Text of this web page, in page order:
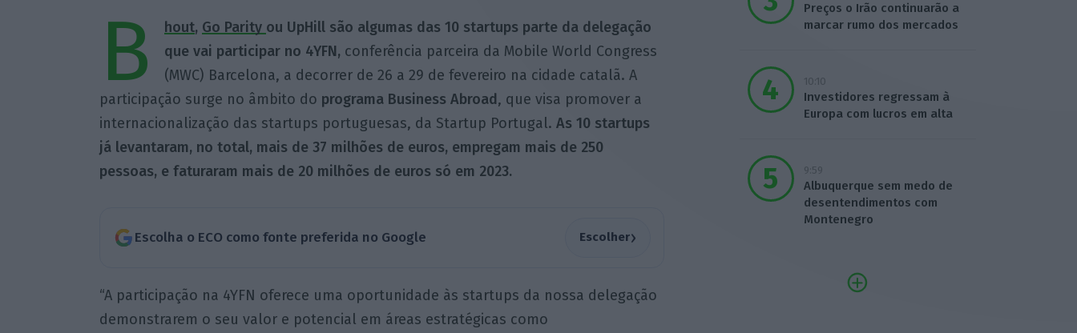
B hout, Go Parity ou UpHill são algumas das 10 startups parte da delegação
que vai participar no 4YFN, conferência parceira da Mobile World Congress
(MWC) Barcelona, a decorrer de 26 a 29 de fevereiro na cidade catalã. A
participação surge no âmbito do programa Business Abroad , que visa promover a
internacionalização das startups portuguesas, da Startup Portugal. As 10 startups
já levantaram, no total, mais de 37 milhões de euros, empregam mais de 250
pessoas, e faturaram mais de 20 milhões de euros só em 2023.
Escolha o ECO como fonte preferida no Google Escolher›
“A participação na 4YFN oferece uma oportunidade às startups da nossa delegação
demonstrarem o seu valor e potencial em áreas estratégicas como
Preços o Irão continuarão a
marcar rumo dos mercados
10:10
Investidores regressam à
Europa com lucros em alta
9:59
Albuquerque sem medo de
desentendimentos com
Montenegro